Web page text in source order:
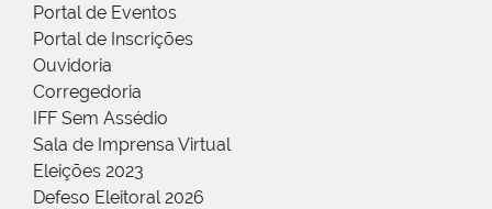
Portal de Eventos
Portal de Inscrições
Ouvidoria
Corregedoria
IFF Sem Assédio
Sala de Imprensa Virtual
Eleições 2023
Defeso Eleitoral 2026